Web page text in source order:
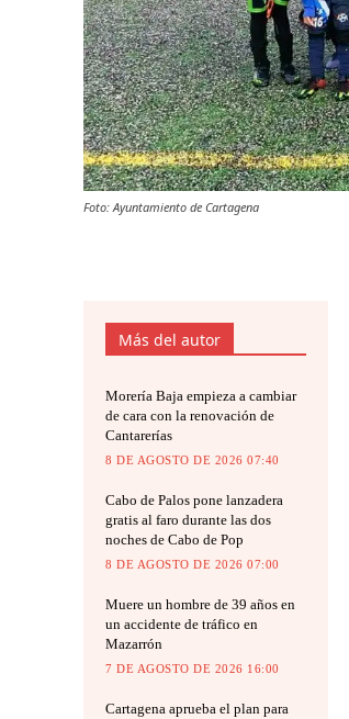
Foto: Ayuntamiento de Cartagena
Más del autor
Morería Baja empieza a cambiar
de cara con la renovación de
Cantarerías
8 DE AGOSTO DE 2026 07:40
Cabo de Palos pone lanzadera
gratis al faro durante las dos
noches de Cabo de Pop
8 DE AGOSTO DE 2026 07:00
Muere un hombre de 39 años en
un accidente de tráfico en
Mazarrón
7 DE AGOSTO DE 2026 16:00
Cartagena aprueba el plan para